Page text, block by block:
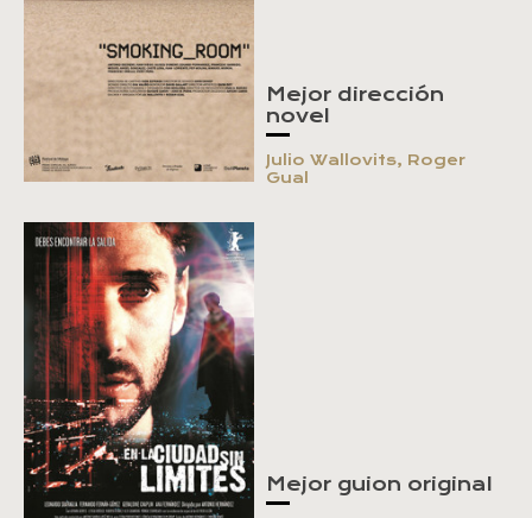
Mejor dirección
novel
Julio Wallovits, Roger
Gual
Mejor guion original